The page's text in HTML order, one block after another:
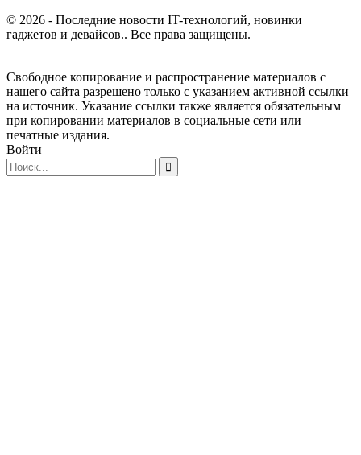
© 2026 - Последние новости IT-технологий, новинки
гаджетов и девайсов.. Все права защищены.
Свободное копирование и распространение материалов с
нашего сайта разрешено только с указанием активной ссылки
на источник. Указание ссылки также является обязательным
при копировании материалов в социальные сети или
печатные издания.
Войти